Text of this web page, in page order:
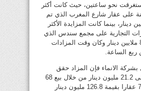
نحو ساعتين، حيث كانت أكثر
على عقار شارع المغرب الذي تم
3.420 ملايين دينار، بينما كانت المزايدة الأكثر
التجارية على مجمع سندس الذي
تم بيعه بقيمة 8.3 ملايين دينار وكان وقت المزادات
ربع الساعة.
الانماء فإن المزاد حقق
مكاسب وصلت إلى 21.2 مليون دينار من خلال بيع 68
عقارا من أصل 70 عقارا بقيمة 126.8 مليون دينار